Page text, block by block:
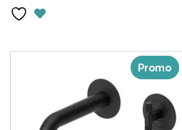
Promo